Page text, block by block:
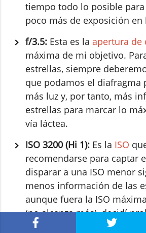
tiempo todo lo posible
poco más de exposición en
f/3.5: Esta es la apertura de
máxima de mi objetivo.
estrellas, siempre
que podamos el diafragma
más luz y, por tanto, más
estrellas para marcar lo
vía láctea.
ISO 3200 (Hi 1): Es la ISO
recomendarse para captar
disparar a una ISO menor
menos información de las
aunque fuera la ISO
(no alcanza más), decidí
También disparé a ISO